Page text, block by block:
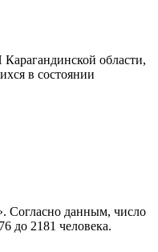
области,
в состоянии
Согласно данным, число
до 2181 человека.